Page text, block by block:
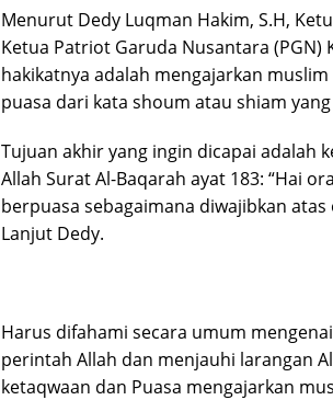
Menurut Dedy Luqman Hakim, S.H,
Ketua Patriot Garuda Nusantara (PGN)
hakikatnya adalah mengajarkan
puasa dari kata shoum atau shiam
Tujuan akhir yang ingin dicapai adalah
Allah Surat Al-Baqarah ayat 183: “Hai
berpuasa sebagaimana diwajibkan
Lanjut Dedy.
Harus difahami secara umum
perintah Allah dan menjauhi larangan
ketaqwaan dan Puasa mengajarkan